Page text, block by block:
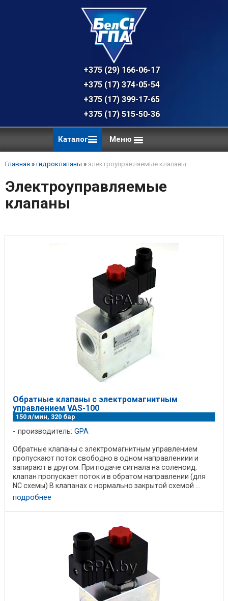
+375 (29) 166-06-17 - техническая
+375 (17) 374-05-54 - общий отдел,
+375 (17) 399-17-65
+375 (17) 515-50-36
Каталог Меню
Главная » гидроклапаны » электроуправляемые клапаны
Электроуправляемые
клапаны
Обратные клапаны с электромагнитным
управлением VAS-100
150 л/мин, 320 бар
производитель: GPA
Обратные клапаны с электромагнитным управлением
пропускают поток свободно в одном направлениии и
запирают в другом. При подаче сигнала на соленоид,
клапан пропускает поток и в обратом направлении (для
NC схемы) В клапанах с нормально закрытой схемой ...
подробнее